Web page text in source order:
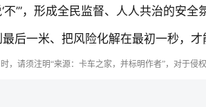
’”，形成全民监督、人人共治的安全
后一米、把风险化解在最初一秒，才
请须注明“来源：卡车之家，并标明作者”，对于侵